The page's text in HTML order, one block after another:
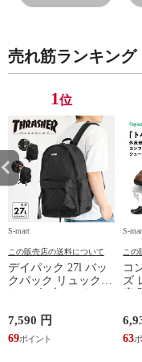
グレー 白 ホワイ
売れ筋ランキング
1位
S-mart
この販売店の送料について
デイパック 27l バッ
クパック リュック
鞄 機内持ち込み 夏
スラッシャー
THRASHER r1929
7,590 円
69
S-
この
コ
ズ
シ
ズ
ル
63